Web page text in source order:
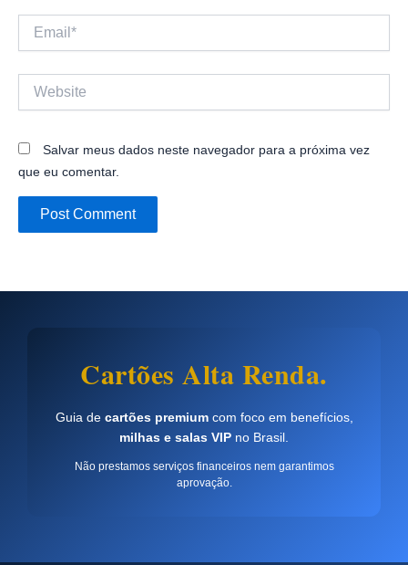
Email*
Salvar meus dados neste navegador para a próxima vez
que eu comentar.
Cartões Alta Renda.
Guia de cartões premiumcom foco em benefícios,
milhas e salas VIP no Brasil.
Não prestamos serviços financeiros nem garantimos
aprovação.